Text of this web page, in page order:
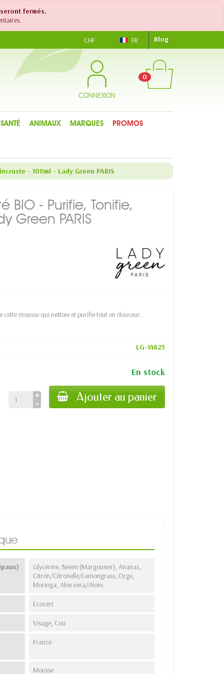
fermés.
CHF FR Blog
CONNEXION
0
SANTÉ ANIMAUX MARQUES PROMOS
- 100ml - Lady Green PARIS
BIO - Purifie, Tonifie,
Green PARIS
cette mousse qui nettoie et purifie tout en douceur.
LG-14825
En stock
Ajouter au panier
Glycérine, Neem (Margousier), Ananas,
Citron/Citronelle/Lemongrass, Orge,
Moringa, Aloe vera/Aloès
Ecocert
Visage, Cou
France
Mousse